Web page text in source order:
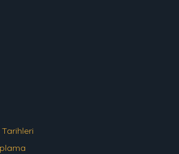
Tarihleri